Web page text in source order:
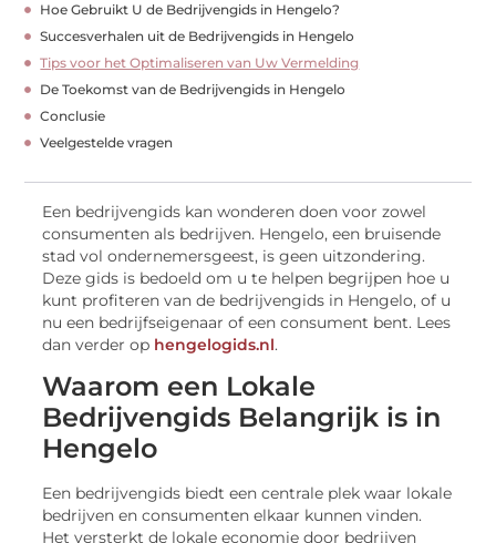
Hoe Gebruikt U de Bedrijvengids in Hengelo?
Succesverhalen uit de Bedrijvengids in Hengelo
Tips voor het Optimaliseren van Uw Vermelding
De Toekomst van de Bedrijvengids in Hengelo
Conclusie
Veelgestelde vragen
Een bedrijvengids kan wonderen doen voor zowel
consumenten als bedrijven. Hengelo, een bruisende
stad vol ondernemersgeest, is geen uitzondering.
Deze gids is bedoeld om u te helpen begrijpen hoe u
kunt profiteren van de bedrijvengids in Hengelo, of u
nu een bedrijfseigenaar of een consument bent. Lees
dan verder op hengelogids.nl.
Waarom een Lokale
Bedrijvengids Belangrijk is in
Hengelo
Een bedrijvengids biedt een centrale plek waar lokale
bedrijven en consumenten elkaar kunnen vinden.
Het versterkt de lokale economie door bedrijven